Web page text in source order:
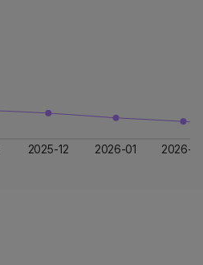
2025-12 2026-01 2026-